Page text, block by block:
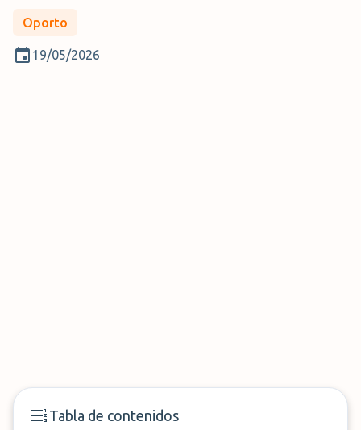
Oporto
19/05/2026
Tabla de contenidos